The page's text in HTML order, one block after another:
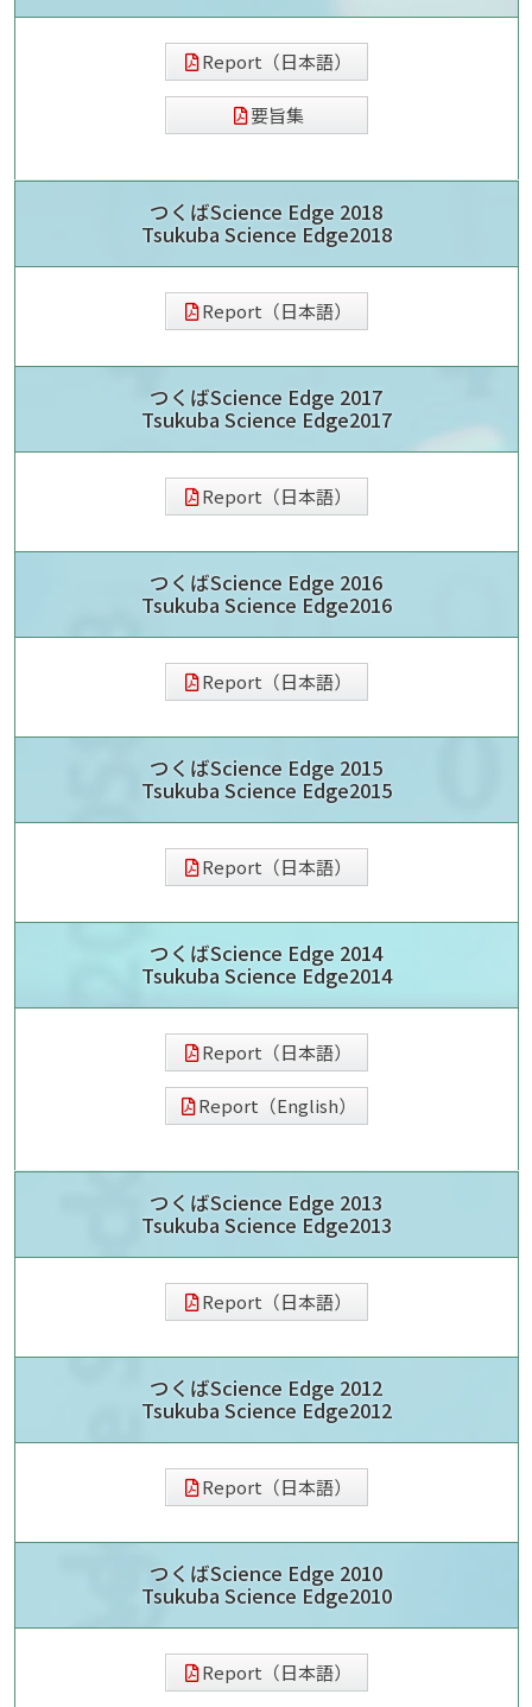
Report（日本語）
要旨集
つくばScience Edge 2018
Tsukuba Science Edge2018
Report（日本語）
つくばScience Edge 2017
Tsukuba Science Edge2017
Report（日本語）
つくばScience Edge 2016
Tsukuba Science Edge2016
Report（日本語）
つくばScience Edge 2015
Tsukuba Science Edge2015
Report（日本語）
つくばScience Edge 2014
Tsukuba Science Edge2014
Report（日本語）
Report（English）
つくばScience Edge 2013
Tsukuba Science Edge2013
Report（日本語）
つくばScience Edge 2012
Tsukuba Science Edge2012
Report（日本語）
つくばScience Edge 2010
Tsukuba Science Edge2010
Report（日本語）